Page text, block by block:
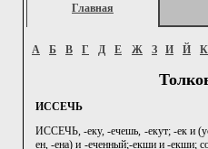
Главная
А Б В Г Д Е Ж З И Й К
ИССЕЧЬ
ИССЕЧЬ, -еку, -ечешь, -екут; -ек и
ен, -ена) и -еченный;-екши и -екши;